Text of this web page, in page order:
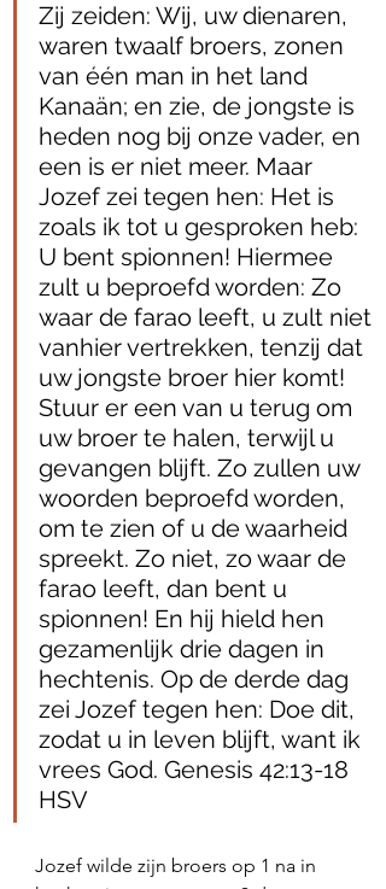
Zij zeiden: Wij, uw dienaren,
waren twaalf broers, zonen
van één man in het land
Kanaän; en zie, de jongste is
heden nog bij onze vader, en
een is er niet meer. Maar
Jozef zei tegen hen: Het is
zoals ik tot u gesproken heb:
U bent spionnen! Hiermee
zult u beproefd worden: Zo
waar de farao leeft, u zult niet
vanhier vertrekken, tenzij dat
uw jongste broer hier komt!
Stuur er een van u terug om
uw broer te halen, terwijl u
gevangen blijft. Zo zullen uw
woorden beproefd worden,
om te zien of u de waarheid
spreekt. Zo niet, zo waar de
farao leeft, dan bent u
spionnen! En hij hield hen
gezamenlijk drie dagen in
hechtenis. Op de derde dag
zei Jozef tegen hen: Doe dit,
zodat u in leven blijft, want ik
vrees God. Genesis 42:13‭-‬18
HSV
Jozef wilde zijn broers op 1 na in